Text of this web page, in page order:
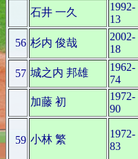
石井 一久
1992-
13
56 杉内 俊哉
2002-
18
57 城之内 邦雄
1962-
74
加藤 初
1972-
90
59 小林 繁
1972-
83